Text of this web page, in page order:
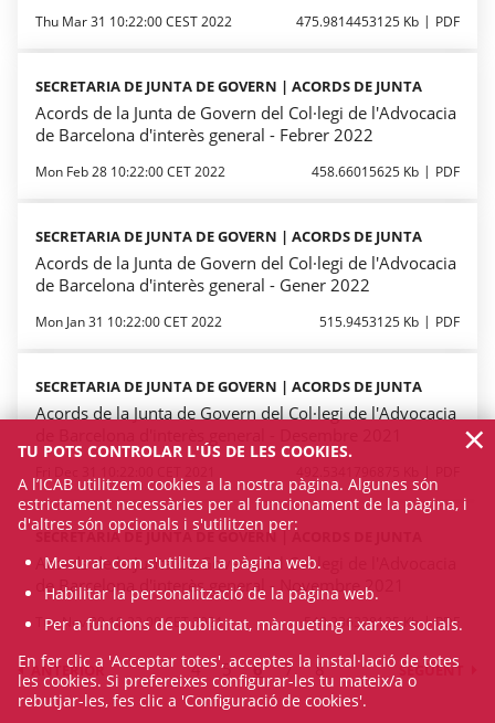
Thu Mar 31 10:22:00 CEST 2022 475.9814453125 Kb PDF
SECRETARIA DE JUNTA DE GOVERN | ACORDS DE JUNTA
Acords de la Junta de Govern del Col·legi de l'Advocacia
de Barcelona d'interès general - Febrer 2022
Mon Feb 28 10:22:00 CET 2022 458.66015625 Kb PDF
SECRETARIA DE JUNTA DE GOVERN | ACORDS DE JUNTA
Acords de la Junta de Govern del Col·legi de l'Advocacia
de Barcelona d'interès general - Gener 2022
Mon Jan 31 10:22:00 CET 2022 515.9453125 Kb PDF
SECRETARIA DE JUNTA DE GOVERN | ACORDS DE JUNTA
Acords de la Junta de Govern del Col·legi de l'Advocacia
SECRETARIA DE JUNTA DE GOVERN | ACORDS DE JUNTA
Acords de la Junta de Govern del Col·legi de l'Advocacia
de Barcelona d'interès general - Novembre 2021
Tue Nov 30 10:22:00 CET 2021 540.236328125 Kb PDF
ANTERIOR 4 5 6 7 8 SEGÜENT
TU POTS CONTROLAR L'ÚS DE LES COOKIES.
A l’ICAB utilitzem cookies a la nostra pàgina. Algunes són
estrictament necessàries per al funcionament de la pàgina, i
d'altres són opcionals i s'utilitzen per:
Mesurar com s'utilitza la pàgina web.
Habilitar la personalització de la pàgina web.
Per a funcions de publicitat, màrqueting i xarxes socials.
En fer clic a 'Acceptar totes', acceptes la instal·lació de totes
les cookies. Si prefereixes configurar-les tu mateix/a o
rebutjar-les, fes clic a 'Configuració de cookies'.
×